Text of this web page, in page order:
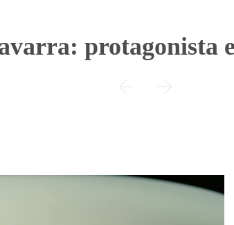
protagonista
 